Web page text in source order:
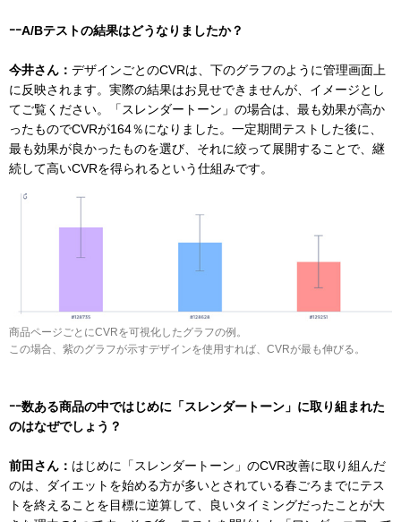
ｰｰA/Bテストの結果はどうなりましたか？
今井さん： デザインごとのCVRは、下のグラフのように管理画面上
に反映されます。実際の結果はお見せできませんが、イメージとし
てご覧ください。「スレンダートーン」の場合は、最も効果が高か
ったものでCVRが164％になりました。一定期間テストした後に、
最も効果が良かったものを選び、それに絞って展開することで、継
続して高いCVRを得られるという仕組みです。
商品ページごとにCVRを可視化したグラフの例。
この場合、紫のグラフが示すデザインを使用すれば、CVRが最も伸びる。
ｰｰ数ある商品の中ではじめに「スレンダートーン」に取り組まれた
のはなぜでしょう？
前田さん： はじめに「スレンダートーン」のCVR改善に取り組んだ
のは、ダイエットを始める方が多いとされている春ごろまでにテス
トを終えることを目標に逆算して、良いタイミングだったことが大